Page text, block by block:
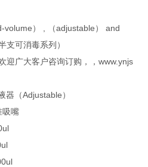
volume） , （adjustable） and
支可消毒系列）
迎广大客户咨询订购，，www.ynjs
器（Adjustable）
嘴